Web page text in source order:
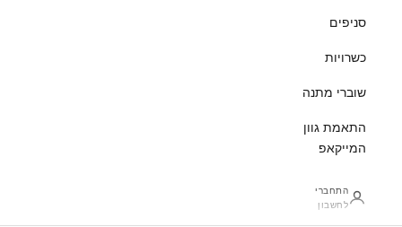
סניפים
כשרויות
שוברי מתנה
התאמת גוון
המייקאפ
התחברי
לחשבון